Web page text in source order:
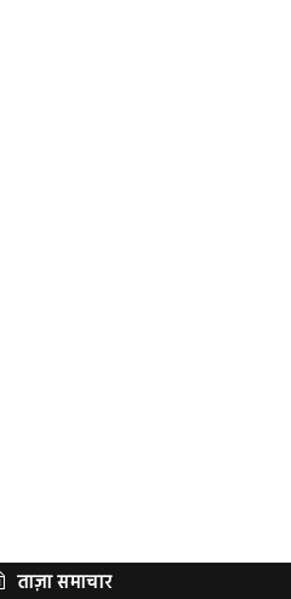
ताज़ा समाचार